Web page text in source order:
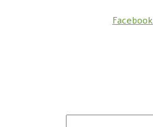
Facebook